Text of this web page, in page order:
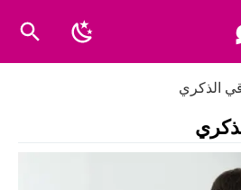
الذكري